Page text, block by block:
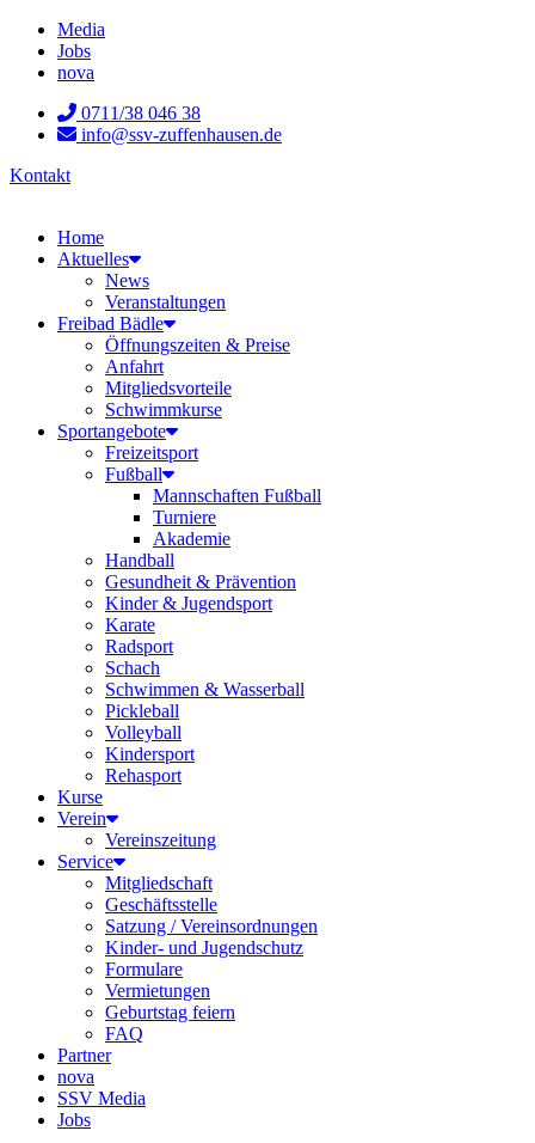
Zum
Inhalt
wechseln
Media
Jobs
nova
0711/38 046 38
info@ssv-zuffenhausen.de
Kontakt
Home
Aktuelles
News
Veranstaltungen
Freibad Bädle
Öffnungszeiten & Preise
Anfahrt
Mitgliedsvorteile
Schwimmkurse
Sportangebote
Freizeitsport
Fußball
Mannschaften Fußball
Turniere
Akademie
Handball
Gesundheit & Prävention
Kinder & Jugendsport
Karate
Radsport
Schach
Schwimmen & Wasserball
Pickleball
Volleyball
Kindersport
Rehasport
Kurse
Verein
Vereinszeitung
Service
Mitgliedschaft
Geschäftsstelle
Satzung / Vereinsordnungen
Kinder- und Jugendschutz
Formulare
Vermietungen
Geburtstag feiern
FAQ
Partner
nova
SSV Media
Jobs